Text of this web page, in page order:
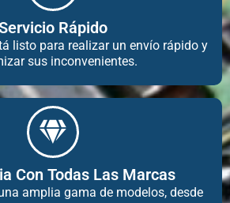
Rápido
listo para realizar un envío rápido y
sus inconvenientes.
Con Todas Las Marcas
amplia gama de modelos, desde